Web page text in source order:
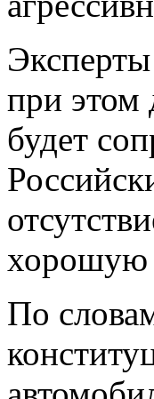
при этом
будет
хорошую
По